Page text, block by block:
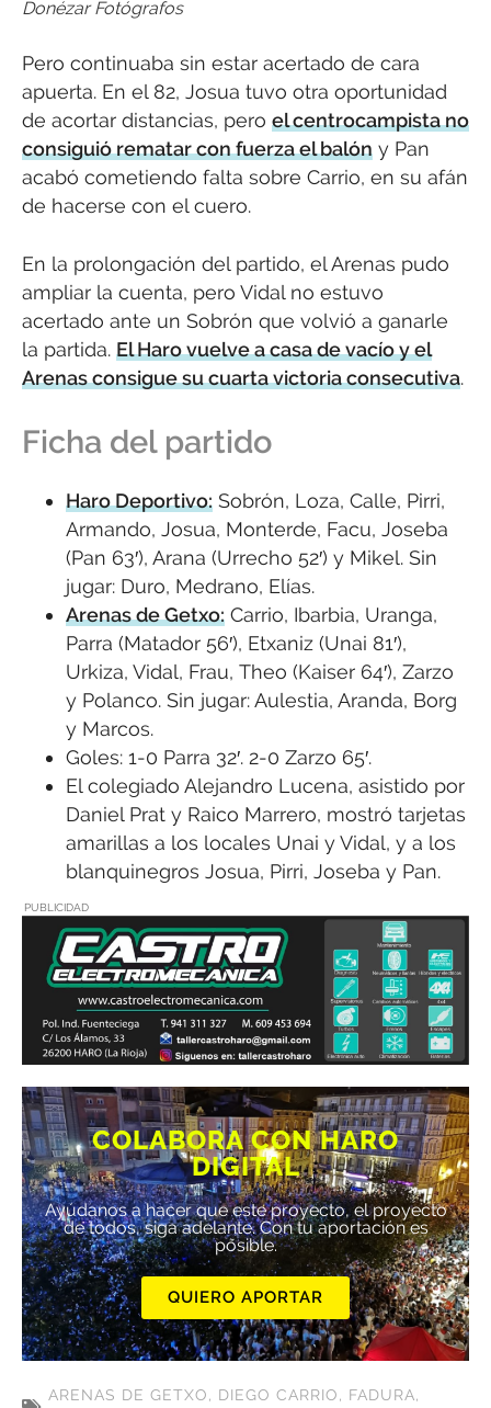
Donézar Fotógrafos
Pero continuaba sin estar acertado de cara
apuerta. En el 82, Josua tuvo otra oportunidad
de acortar distancias, pero el centrocampista no
consiguió rematar con fuerza el balón y Pan
acabó cometiendo falta sobre Carrio, en su afán
de hacerse con el cuero.
En la prolongación del partido, el Arenas pudo
ampliar la cuenta, pero Vidal no estuvo
acertado ante un Sobrón que volvió a ganarle
la partida. El Haro vuelve a casa de vacío y el
Arenas consigue su cuarta victoria consecutiva.
Ficha del partido
Haro Deportivo: Sobrón, Loza, Calle, Pirri,
Armando, Josua, Monterde, Facu, Joseba
(Pan 63′), Arana (Urrecho 52′) y Mikel. Sin
jugar: Duro, Medrano, Elías.
Arenas de Getxo: Carrio, Ibarbia, Uranga,
Parra (Matador 56′), Etxaniz (Unai 81′),
Urkiza, Vidal, Frau, Theo (Kaiser 64′), Zarzo
y Polanco. Sin jugar: Aulestia, Aranda, Borg
y Marcos.
Goles: 1-0 Parra 32′. 2-0 Zarzo 65′.
El colegiado Alejandro Lucena, asistido por
Daniel Prat y Raico Marrero, mostró tarjetas
amarillas a los locales Unai y Vidal, y a los
blanquinegros Josua, Pirri, Joseba y Pan.
PUBLICIDAD
COLABORA CON HARO
DIGITAL
Ayúdanos a hacer que este proyecto, el proyecto
de todos, siga adelante. Con tu aportación es
posible.
QUIERO APORTAR
ARENAS DE GETXO, DIEGO CARRIO, FADURA,